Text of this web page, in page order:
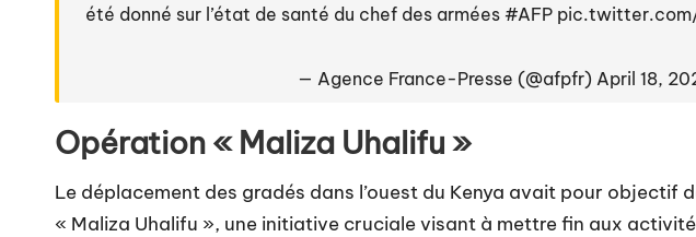
été donné sur l’état de santé du chef des armées #AFP
— Agence France-Presse (@afpfr)April 18,
Opération « Maliza Uhalifu »
Le déplacement des gradés dans l’ouest du Kenya avait pour objectif
« Maliza Uhalifu », une initiative cruciale visant à mettre fin aux